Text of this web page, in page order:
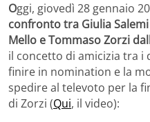
Oggi, giovedì 28 gennaio
confronto tra Giulia
Mello e Tommaso Zorzi
il concetto di amicizia tra i
finire in nomination e la
spedire al televoto per la
di Zorzi (Qui, il video):